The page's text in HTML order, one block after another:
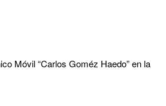
Móvil “Carlos Goméz Haedo” en la